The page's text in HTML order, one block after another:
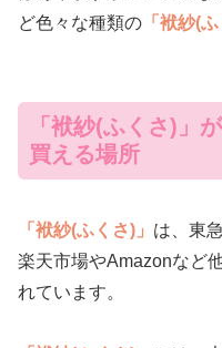
ど色々な種類の 「袱紗(ふ
「袱紗(ふくさ)」
買える場所
「袱紗(ふくさ)」 は、東
楽天市場やAmazonなど
れています。